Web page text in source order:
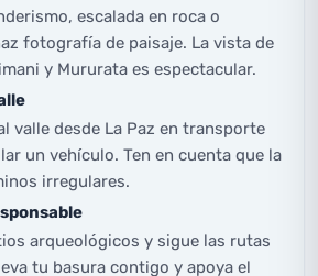
escalada en roca o
fotografía de paisaje. La vista de
y Mururata es espectacular.
valle desde La Paz en transporte
un vehículo. Ten en cuenta que la
irregulares.
arqueológicos y sigue las rutas
tu basura contigo y apoya el